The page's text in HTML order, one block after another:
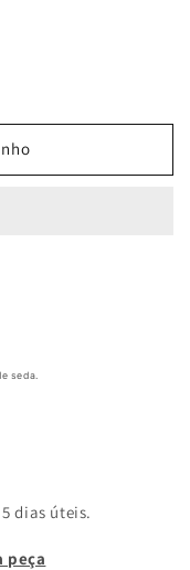
seda
dias úteis.
peça